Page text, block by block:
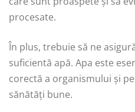
procesate.
În plus, trebuie să ne
suficientă apă. Apa este
corectă a organismului și
sănătăți bune.